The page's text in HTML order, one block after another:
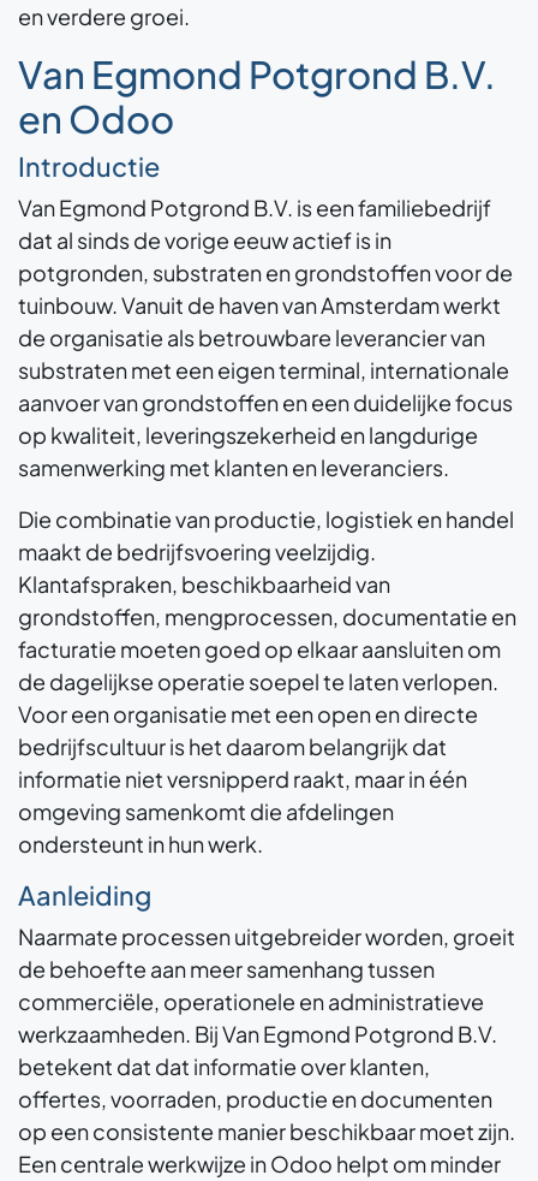
en verdere groei.
Van Egmond Potgrond B.V.
en Odoo
Introductie
Van Egmond Potgrond B.V. is een familiebedrijf
dat al sinds de vorige eeuw actief is in
potgronden, substraten en grondstoffen voor de
tuinbouw. Vanuit de haven van Amsterdam werkt
de organisatie als betrouwbare leverancier van
substraten met een eigen terminal, internationale
aanvoer van grondstoffen en een duidelijke focus
op kwaliteit, leveringszekerheid en langdurige
samenwerking met klanten en leveranciers.
Die combinatie van productie, logistiek en handel
maakt de bedrijfsvoering veelzijdig.
Klantafspraken, beschikbaarheid van
grondstoffen, mengprocessen, documentatie en
facturatie moeten goed op elkaar aansluiten om
de dagelijkse operatie soepel te laten verlopen.
Voor een organisatie met een open en directe
bedrijfscultuur is het daarom belangrijk dat
informatie niet versnipperd raakt, maar in één
omgeving samenkomt die afdelingen
ondersteunt in hun werk.
Aanleiding
Naarmate processen uitgebreider worden, groeit
de behoefte aan meer samenhang tussen
commerciële, operationele en administratieve
werkzaamheden. Bij Van Egmond Potgrond B.V.
betekent dat dat informatie over klanten,
offertes, voorraden, productie en documenten
op een consistente manier beschikbaar moet zijn.
Een centrale werkwijze in Odoo helpt om minder